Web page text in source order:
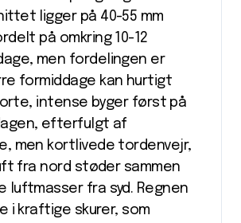
ligger på 40-55 mm
på omkring 10-12
men fordelingen er
formiddage kan hurtigt
intense byger først på
efterfulgt af
men kortlivede tordenvejr,
fra nord støder sammen
luftmasser fra syd. Regnen
i kraftige skurer, som